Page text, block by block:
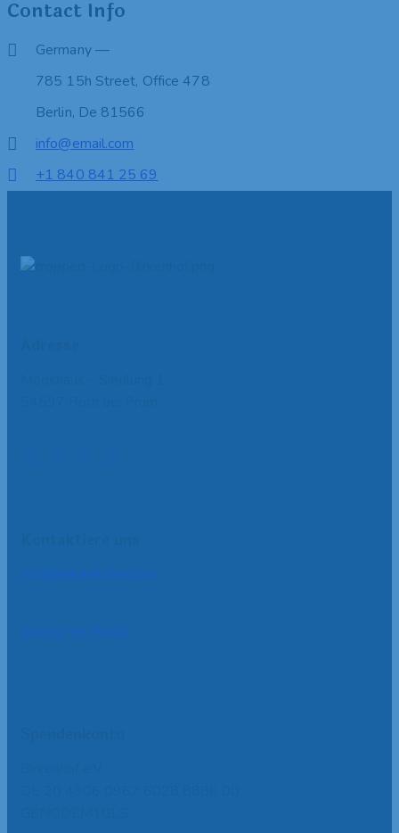
Contact Info
Germany —
785 15h Street, Office 478
Berlin, De 81566
info@email.com
+1 840 841 25 69
info@birkenhofev.com
06552 9919542